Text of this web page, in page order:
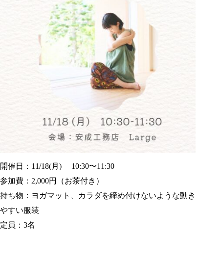
開催日：11/18(月) 10:30〜11:30
参加費：2,000円（お茶付き）
持ち物：ヨガマット、カラダを締め付けないような動き
やすい服装
定員：3名